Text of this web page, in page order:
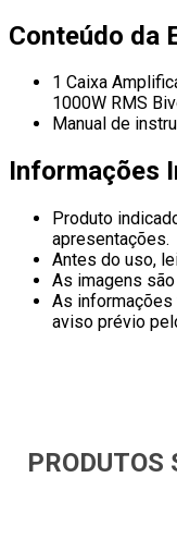
Conteúdo da
1 Caixa
1000W RMS
Manual de
Informações
Produto
apresentações.
Antes do uso,
As imagens
As
aviso prévio
PRODUTOS